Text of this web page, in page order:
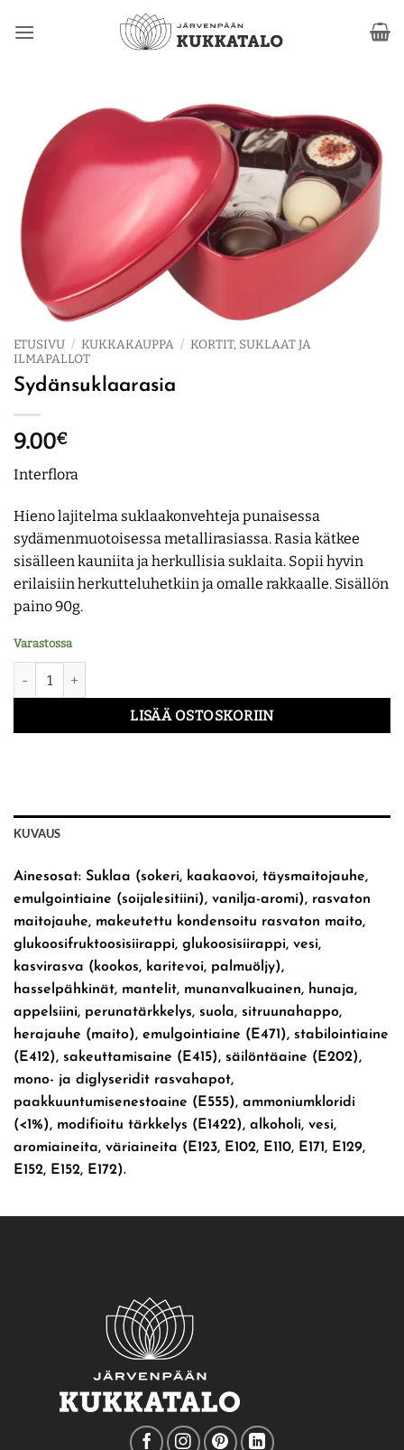
ETUSIVU / KUKKAKAUPPA / KORTIT, SUKLAAT JA
ILMAPALLOT
Sydänsuklaarasia
9.00€
Interflora
Hieno lajitelma suklaakonvehteja punaisessa
sydämenmuotoisessa metallirasiassa. Rasia kätkee
sisälleen kauniita ja herkullisia suklaita. Sopii hyvin
erilaisiin herkutteluhetkiin ja omalle rakkaalle. Sisällön
paino 90g.
Varastossa
Sydänsuklaarasia määrä
LISÄÄ OSTOSKORIIN
KUVAUS
Ainesosat: Suklaa (sokeri, kaakaovoi, täysmaitojauhe,
emulgointiaine (soijalesitiini), vanilja-aromi), rasvaton
maitojauhe, makeutettu kondensoitu rasvaton maito,
glukoosifruktoosisiirappi, glukoosisiirappi, vesi,
kasvirasva (kookos, karitevoi, palmuöljy),
hasselpähkinät, mantelit, munanvalkuainen, hunaja,
appelsiini, perunatärkkelys, suola, sitruunahappo,
herajauhe (maito), emulgointiaine (E471), stabilointiaine
(E412), sakeuttamisaine (E415), säilöntäaine (E202),
mono- ja diglyseridit rasvahapot,
paakkuuntumisenestoaine (E555), ammoniumkloridi
(<1%), modifioitu tärkkelys (E1422), alkoholi, vesi,
aromiaineita, väriaineita (E123, E102, E110, E171, E129,
E152, E152, E172).